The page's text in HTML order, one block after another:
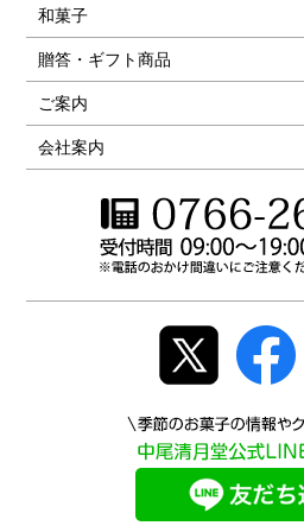
和菓子
贈答・ギフト商品
ご案内
会社案内